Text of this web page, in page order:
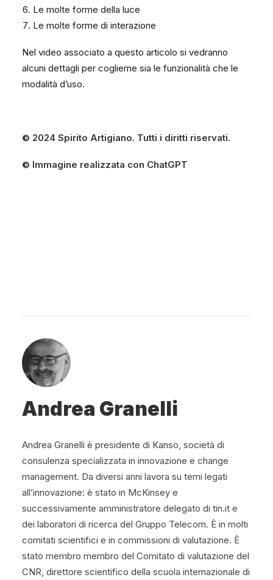
Le molte forme della luce
Le molte forme di interazione
Nel video associato a questo articolo si vedranno
alcuni dettagli per coglierne sia le funzionalità che le
modalità d’uso.
© 2024 Spirito Artigiano. Tutti i diritti riservati.
© Immagine realizzata con ChatGPT
Andrea Granelli
Andrea Granelli è presidente di Kanso, società di
consulenza specializzata in innovazione e change
management. Da diversi anni lavora su temi legati
all’innovazione: è stato in McKinsey e
successivamente amministratore delegato di tin.it e
dei laboratori di ricerca del Gruppo Telecom. È in molti
comitati scientifici e in commissioni di valutazione. È
stato membro membro del Comitato di valutazione del
CNR, direttore scientifico della scuola internazionale di